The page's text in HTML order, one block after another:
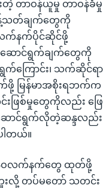
တဲ့ တာဝန်ယူမှု တာဝန်ခံမှု
န့်သတ်ချက်တွေကို
လက်နက်ပိုင်ဆိုင်ဖို့
ောင်ရွက်ချက်တွေကို
က်ကြောင်း၊ သက်ဆိုင်ရာ
မြန်မာအစိုးရဘက်က
းဖြစ်မှုတွေကိုလည်း ဖြေ
ာင်ရွက်လိုတဲ့ဆန္ဒလည်း
တယ်။
ဇီဝလက်နက်တွေ ထုတ်ဖို့
းလို့ တပ်မတော် သတင်း